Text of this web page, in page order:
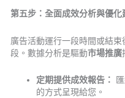
第五步：全面成效分析與優
廣告活動運行一段時間或結
段。數據分析是驅動市場推廣
定期提供成效報告：
的方式呈現給您。